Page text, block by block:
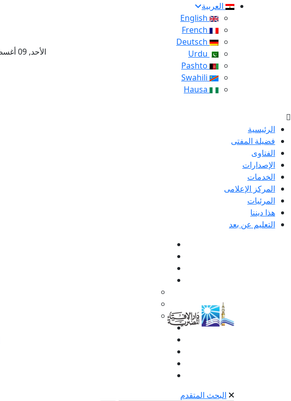
العربية
الأحد, 09 أغسطس 2026 – 26 صفر 1448 هـ
الرئيسية
فضيلة المفتى
الفتاوى
الإصدارات
الخدمات
المركز الإعلامى
المرئيات
هذا ديننا
التعليم عن بعد
البحث المتقدم